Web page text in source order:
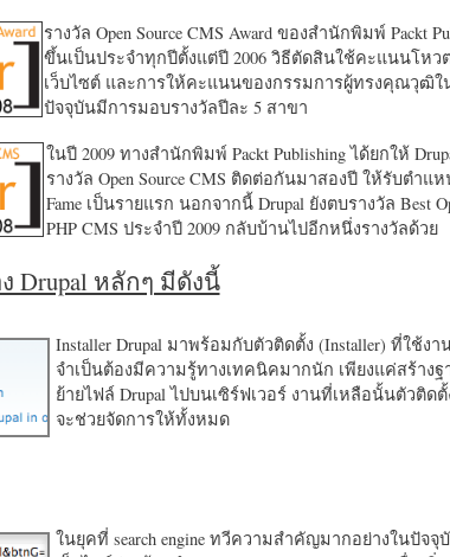
รางวัล Open Source CMS Award ของสำนักพิมพ์ Packt
ขึ้นเป็นประจำทุกปีตั้งแต่ปี 2006 วิธีตัดสินใช้คะแนนโหว
เว็บไซต์ และการให้คะแนนของกรรมการผู้ทรงคุณวุฒิใ
ปัจจุบันมีการมอบรางวัลปีละ 5 สาขา
ในปี 2009 ทางสำนักพิมพ์ Packt Publishing ได้ยกให้
รางวัล Open Source CMS ติดต่อกันมาสองปี ให้รับตำแ
Fame เป็นรายแรก นอกจากนี้ Drupal ยังตบรางวัล Best
PHP CMS ประจำปี 2009 กลับบ้านไปอีกหนึ่งรางวัลด้วย
Drupal หลักๆ มีดังนี้
Installer Drupal มาพร้อมกับตัวติดตั้ง (Installer) ที่ใช้งา
จำเป็นต้องมีความรู้ทางเทคนิคมากนัก เพียงแค่สร้าง
ย้ายไฟล์ Drupal ไปบนเซิร์ฟเวอร์ งานที่เหลือนั้นตัวติดตั้
จะช่วยจัดการให้ทั้งหมด
ในยุคที่ search engine ทวีความสำคัญมากอย่างในปัจจุ